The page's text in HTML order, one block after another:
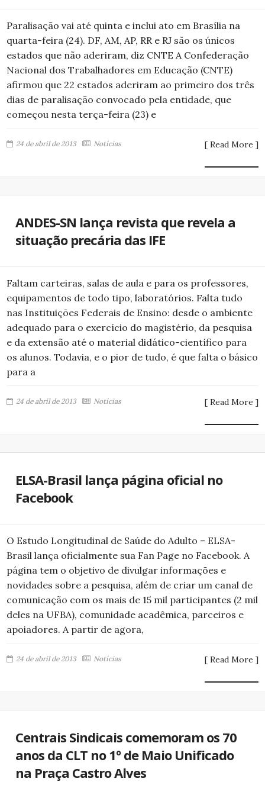
Paralisação vai até quinta e inclui ato em Brasília na
quarta-feira (24). DF, AM, AP, RR e RJ são os únicos
estados que não aderiram, diz CNTE A Confederação
Nacional dos Trabalhadores em Educação (CNTE)
afirmou que 22 estados aderiram ao primeiro dos três
dias de paralisação convocado pela entidade, que
começou nesta terça-feira (23) e
24 de abril de 2013 Notícias [ Read More ]
ANDES-SN lança revista que revela a
situação precária das IFE
Faltam carteiras, salas de aula e para os professores,
equipamentos de todo tipo, laboratórios. Falta tudo
nas Instituições Federais de Ensino: desde o ambiente
adequado para o exercício do magistério, da pesquisa
e da extensão até o material didático-científico para
os alunos. Todavia, e o pior de tudo, é que falta o básico
para a
24 de abril de 2013 Notícias [ Read More ]
ELSA-Brasil lança página oficial no
Facebook
O Estudo Longitudinal de Saúde do Adulto – ELSA-
Brasil lança oficialmente sua Fan Page no Facebook. A
página tem o objetivo de divulgar informações e
novidades sobre a pesquisa, além de criar um canal de
comunicação com os mais de 15 mil participantes (2 mil
deles na UFBA), comunidade acadêmica, parceiros e
apoiadores. A partir de agora,
24 de abril de 2013 Notícias [ Read More ]
Centrais Sindicais comemoram os 70
anos da CLT no 1º de Maio Unificado
na Praça Castro Alves